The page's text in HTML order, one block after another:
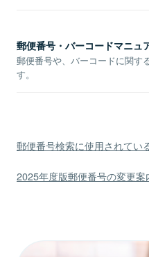
郵便番号・バーコードマニュ
郵便番号や、バーコードに関す
す。
郵便番号検索に使用されてい
2025年度版郵便番号の変更案